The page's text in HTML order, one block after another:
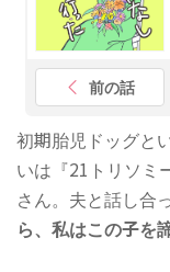
前の話
初期胎児ドッグと
いは『21トリソミ
さん。夫と話し合
ら、私はこの子を